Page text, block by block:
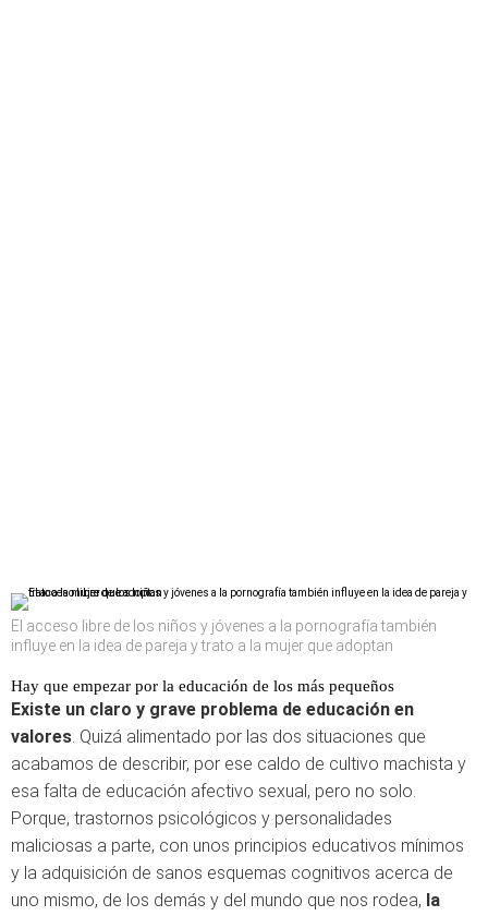
El acceso libre de los niños y jóvenes a la pornografía también
influye en la idea de pareja y trato a la mujer que adoptan
Hay que empezar por la educación de los más pequeños
Existe un claro y grave problema de educación en
valores. Quizá alimentado por las dos situaciones que
acabamos de describir, por ese caldo de cultivo machista y
esa falta de educación afectivo sexual, pero no solo.
Porque, trastornos psicológicos y personalidades
maliciosas a parte, con unos principios educativos mínimos
y la adquisición de sanos esquemas cognitivos acerca de
uno mismo, de los demás y del mundo que nos rodea, la